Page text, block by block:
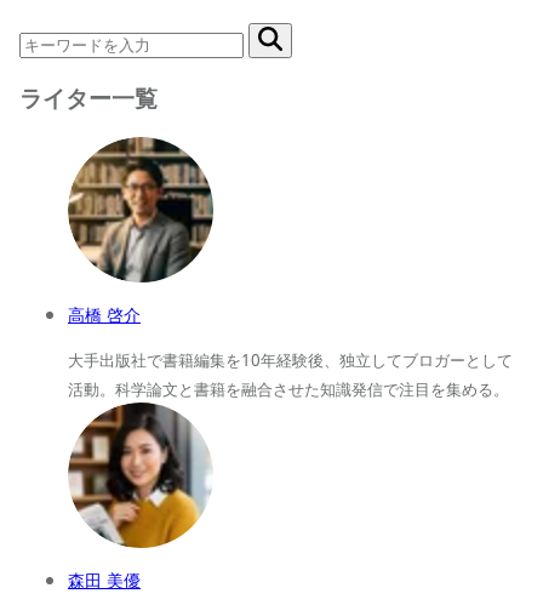
ライター一覧
高橋 啓介
大手出版社で書籍編集を10年経験後、独立してブロガーとして
活動。科学論文と書籍を融合させた知識発信で注目を集める。
森田 美優